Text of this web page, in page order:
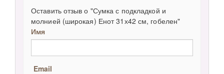
Оставить отзыв о "Сумка с подкладкой и
молнией (широкая) Енот 31х42 см, гобелен"
Имя
Email